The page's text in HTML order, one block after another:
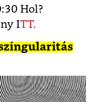
Hol?
ITT.